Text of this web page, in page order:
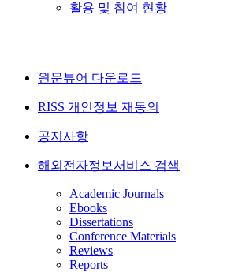
활용 및 참여 현황
원문뷰어 다운로드
RISS 개인정보 재동의
공지사항
해외전자정보서비스 검색
Academic Journals
Ebooks
Dissertations
Conference Materials
Reviews
Reports